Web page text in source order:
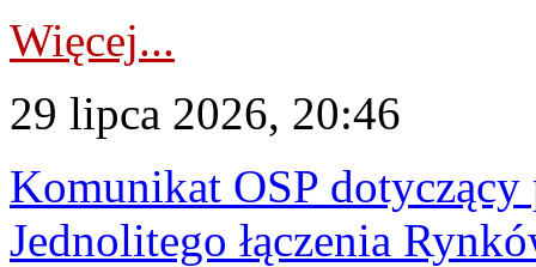
Więcej...
29 lipca 2026, 20:46
Komunikat OSP
Jednolitego łączenia